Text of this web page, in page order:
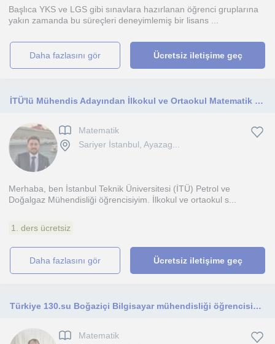
Başlıca YKS ve LGS gibi sınavlara hazırlanan öğrenci gruplarına
yakın zamanda bu süreçleri deneyimlemiş bir lisans ...
daha fazlasını gör Ücretsiz iletişime geç
İTÜ'lü Mühendis Adayından İlkokul ve Ortaokul Matematik Özel Dersi
Matematik
Sariyer İstanbul, Ayazag...
Merhaba, ben İstanbul Teknik Üniversitesi (İTÜ) Petrol ve
Doğalgaz Mühendisliği öğrencisiyim. İlkokul ve ortaokul s...
1. ders ücretsiz
daha fazlasını gör Ücretsiz iletişime geç
Türkiye 130.su Boğaziçi Bilgisayar mühendisliği öğrencisinden özel ders
Matematik